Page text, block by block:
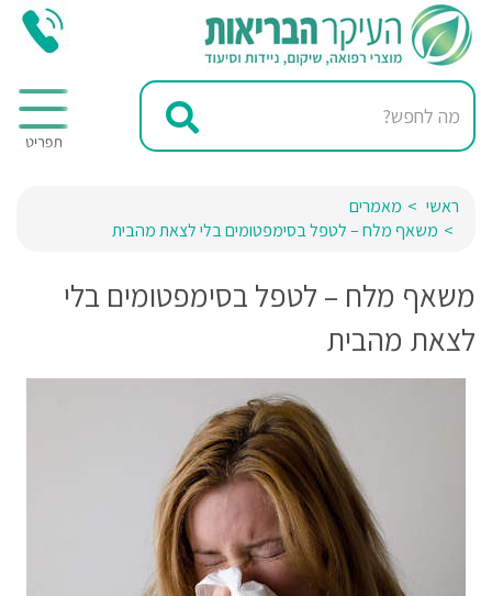
ראשי
מאמרים
משאף מלח – לטפל בסימפטומים בלי לצאת מהבית
משאף מלח – לטפל בסימפטומים בלי
לצאת מהבית